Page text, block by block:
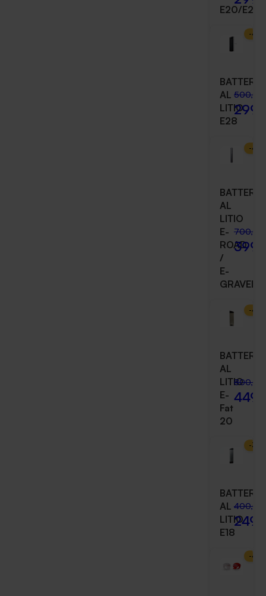
E20/E26
-40
BATTERIA
AL
LITIO
E28
500,00
-43
BATTERIA
AL
LITIO
E-
ROAD
/
E-
GRAVEL
700,00
-44
BATTERIA
AL
LITIO
E-
Fat
20
800,00
-38
BATTERIA
AL
LITIO
E18
400,00
-43